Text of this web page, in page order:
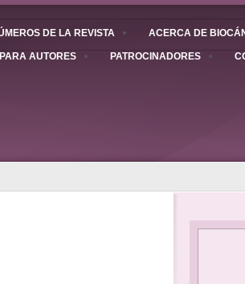
DE LA REVISTA ACERCA DE
AUTORES PATROCINADORES